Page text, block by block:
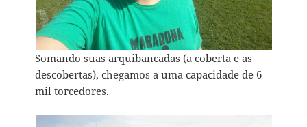
Somando suas arquibancadas (a coberta e as
descobertas), chegamos a uma capacidade de 6
mil torcedores.